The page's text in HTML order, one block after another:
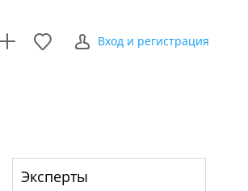
Вход и регистрация
Эксперты